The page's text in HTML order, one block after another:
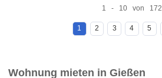
1 - 10 von 172
1 2 3 4 5
Wohnung mieten in Gießen